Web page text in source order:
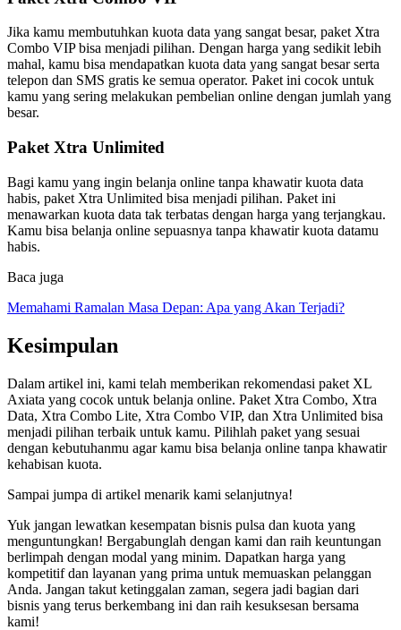
Jika kamu membutuhkan kuota data yang sangat besar, paket Xtra
Combo VIP bisa menjadi pilihan. Dengan harga yang sedikit lebih
mahal, kamu bisa mendapatkan kuota data yang sangat besar serta
telepon dan SMS gratis ke semua operator. Paket ini cocok untuk
kamu yang sering melakukan pembelian online dengan jumlah yang
besar.
Paket Xtra Unlimited
Bagi kamu yang ingin belanja online tanpa khawatir kuota data
habis, paket Xtra Unlimited bisa menjadi pilihan. Paket ini
menawarkan kuota data tak terbatas dengan harga yang terjangkau.
Kamu bisa belanja online sepuasnya tanpa khawatir kuota datamu
habis.
Baca juga
Memahami Ramalan Masa Depan: Apa yang Akan Terjadi?
Kesimpulan
Dalam artikel ini, kami telah memberikan rekomendasi paket XL
Axiata yang cocok untuk belanja online. Paket Xtra Combo, Xtra
Data, Xtra Combo Lite, Xtra Combo VIP, dan Xtra Unlimited bisa
menjadi pilihan terbaik untuk kamu. Pilihlah paket yang sesuai
dengan kebutuhanmu agar kamu bisa belanja online tanpa khawatir
kehabisan kuota.
Sampai jumpa di artikel menarik kami selanjutnya!
Yuk jangan lewatkan kesempatan bisnis pulsa dan kuota yang
menguntungkan! Bergabunglah dengan kami dan raih keuntungan
berlimpah dengan modal yang minim. Dapatkan harga yang
kompetitif dan layanan yang prima untuk memuaskan pelanggan
Anda. Jangan takut ketinggalan zaman, segera jadi bagian dari
bisnis yang terus berkembang ini dan raih kesuksesan bersama
kami!